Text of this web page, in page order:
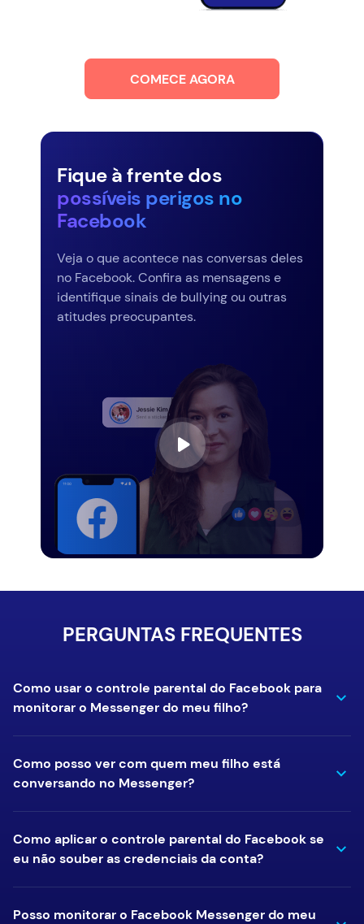
COMECE AGORA
Fique à frente dos
possíveis perigos no
Facebook
Veja o que acontece nas conversas deles
no Facebook. Confira as mensagens e
identifique sinais de bullying ou outras
atitudes preocupantes.
PERGUNTAS FREQUENTES
Como usar o controle parental do Facebook para
monitorar o Messenger do meu filho?
Como posso ver com quem meu filho está
conversando no Messenger?
Como aplicar o controle parental do Facebook se
eu não souber as credenciais da conta?
Posso monitorar o Facebook Messenger do meu